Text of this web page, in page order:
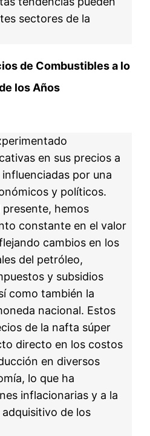
sectores de la
de Combustibles a lo
los Años
en sus precios a
por una
y políticos.
presente, hemos
constante en el valor
cambios en los
del petróleo,
y subsidios
como también la
nacional. Estos
de la nafta súper
directo en los costos
en diversos
lo que ha
inflacionarias y a la
de los